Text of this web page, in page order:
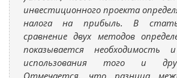
инвестиционного проекта
налога на прибыль. В
сравнение двух методов
показывается необходимость
использования того и
Отмечается, что разница